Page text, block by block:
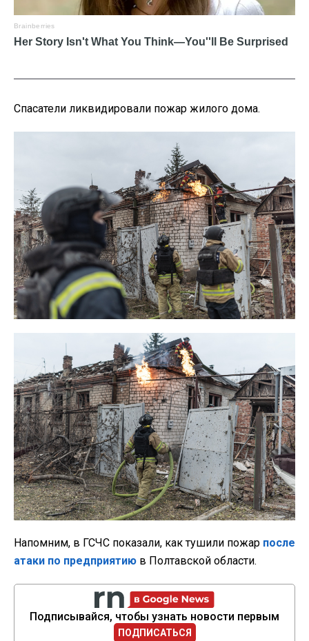
Спасатели ликвидировали пожар жилого дома.
Напомним, в ГСЧС показали, как тушили пожар после
атаки по предприятию в Полтавской области.
Подписывайся, чтобы узнать новости первым
ПОДПИСАТЬСЯ